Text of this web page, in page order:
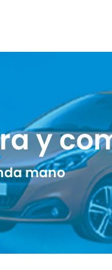
y
mano